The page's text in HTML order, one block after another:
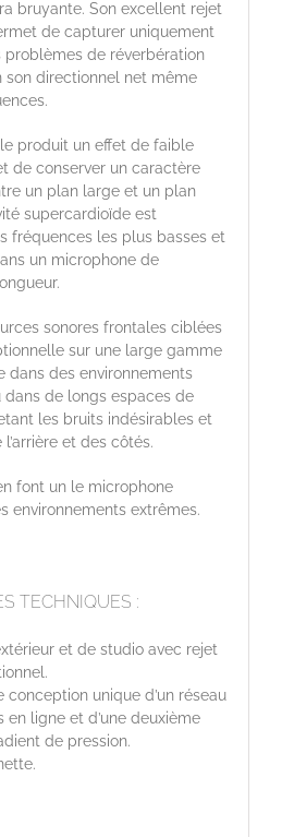
bruyante. Son excellent rejet
de capturer uniquement
de réverbération
son directionnel net même
produit un effet de faible
de conserver un caractère
un plan large et un plan
supercardioïde est
fréquences les plus basses et
un microphone de
sonores frontales ciblées
sur une large gamme
dans des environnements
de longs espaces de
les bruits indésirables et
et des côtés.
font un le microphone
environnements extrêmes.
TECHNIQUES :
et de studio avec rejet
conception unique d’un réseau
en ligne et d’une deuxième
de pression.